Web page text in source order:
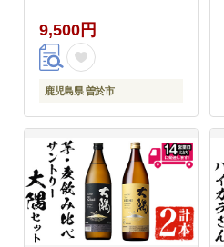
9,500円
鹿児島県 曽於市